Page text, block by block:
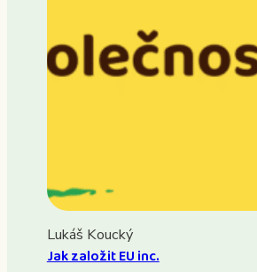
Lukáš Koucký
Jak založit EU inc.